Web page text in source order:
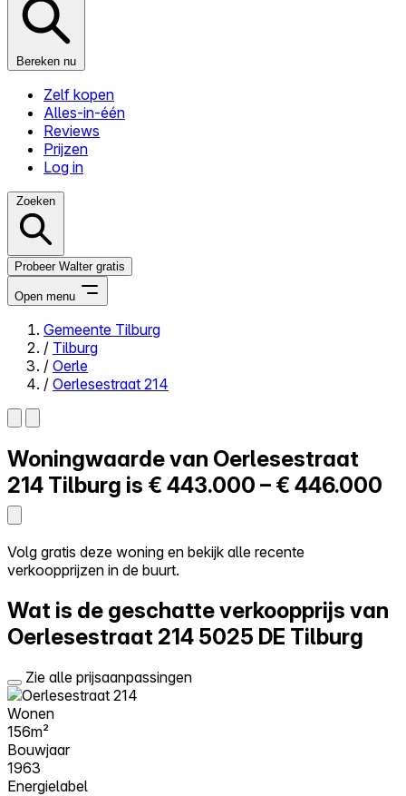
Bereken nu
Zelf kopen
Alles-in-één
Reviews
Prijzen
Log in
Zoeken
Probeer Walter gratis
Open menu
Close menu
Zelf kopen
Alles-in-één
Reviews
Log in
Probeer Walter gratis
Gemeente Tilburg
/ Tilburg
/ Oerle
/ Oerlesestraat 214
Woningwaarde van Oerlesestraat
214 Tilburg is € 443.000 – € 446.000
Volg gratis deze woning en bekijk alle recente
verkoopprijzen in de buurt.
Wat is de geschatte verkoopprijs van
Oerlesestraat 214 5025 DE Tilburg
Zie alle prijsaanpassingen
Wonen
156m²
Bouwjaar
1963
Energielabel